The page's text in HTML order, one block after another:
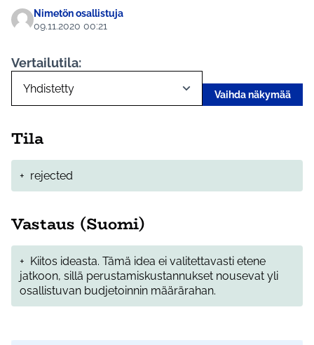
Nimetön osallistuja
09.11.2020 00:21
Vertailutila:
Vaihda näkymää
Tila
+ rejected
Vastaus (Suomi)
+ Kiitos ideasta. Tämä idea ei valitettavasti etene
jatkoon, sillä perustamiskustannukset nousevat yli
osallistuvan budjetoinnin määrärahan.